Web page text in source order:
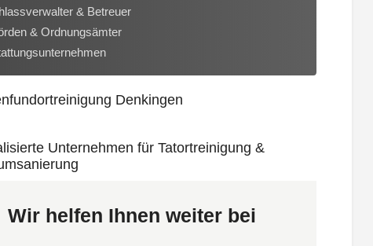
& Betreuer
& Ordnungsämter
Wir helfen Ihnen weiter bei